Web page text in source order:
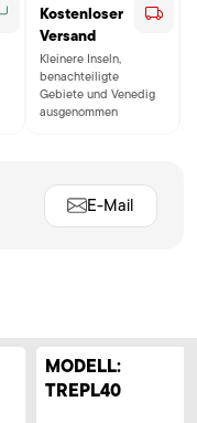
Kostenloser
Versand
Kleinere Inseln,
benachteiligte
Gebiete und Venedig
ausgenommen
E-Mail
MODELL:
TREPL40